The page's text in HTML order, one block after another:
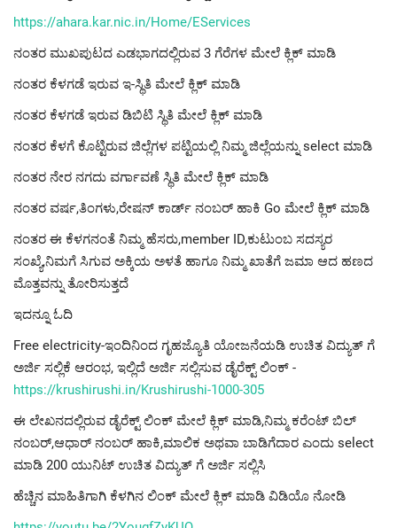
https://ahara.kar.nic.in/Home/EServices
ನಂತರ ಮುಖಪುಟದ ಎಡಭಾಗದಲ್ಲಿರುವ 3 ಗೆರೆಗಳ ಮೇಲೆ ಕ್ಲಿಕ್ ಮಾಡಿ
ನಂತರ ಕೆಳಗಡೆ ಇರುವ ಇ-ಸ್ಥಿತಿ ಮೇಲೆ ಕ್ಲಿಕ್ ಮಾಡಿ
ನಂತರ ಕೆಳಗಡೆ ಇರುವ ಡಿಬಿಟಿ ಸ್ಥಿತಿ ಮೇಲೆ ಕ್ಲಿಕ್ ಮಾಡಿ
ನಂತರ ಕೆಳಗೆ ಕೊಟ್ಟಿರುವ ಜಿಲ್ಲೆಗಳ ಪಟ್ಟಿಯಲ್ಲಿ ನಿಮ್ಮ ಜಿಲ್ಲೆಯನ್ನು select ಮಾಡಿ
ನಂತರ ನೇರ ನಗದು ವರ್ಗಾವಣೆ ಸ್ಥಿತಿ ಮೇಲೆ ಕ್ಲಿಕ್ ಮಾಡಿ
ನಂತರ ವರ್ಷ,ತಿಂಗಳು,ರೇಷನ್ ಕಾರ್ಡ್ ನಂಬರ್ ಹಾಕಿ Go ಮೇಲೆ ಕ್ಲಿಕ್ ಮಾಡಿ
ನಂತರ ಈ ಕೆಳಗನಂತೆ ನಿಮ್ಮ ಹೆಸರು,member ID,ಕುಟುಂಬ ಸದಸ್ಯರ
ಸಂಖ್ಯೆ,ನಿಮಗೆ ಸಿಗುವ ಅಕ್ಕಿಯ ಅಳತೆ ಹಾಗೂ ನಿಮ್ಮ ಖಾತೆಗೆ ಜಮಾ ಆದ ಹಣದ
ಮೊತ್ತವನ್ನು ತೋರಿಸುತ್ತದೆ
ಇದನ್ನೂ ಓದಿ
Free electricity-ಇಂದಿನಿಂದ ಗೃಹಜ್ಯೊತಿ ಯೋಜನೆಯಡಿ ಉಚಿತ ವಿದ್ಯುತ್ ಗೆ
ಅರ್ಜಿ ಸಲ್ಲಿಕೆ ಆರಂಭ, ಇಲ್ಲಿದೆ ಅರ್ಜಿ ಸಲ್ಲಿಸುವ ಡೈರೆಕ್ಟ್ ಲಿಂಕ್ -
https://krushirushi.in/Krushirushi-1000-305
ಈ ಲೇಖನದಲ್ಲಿರುವ ಡೈರೆಕ್ಟ್ ಲಿಂಕ್ ಮೇಲೆ ಕ್ಲಿಕ್ ಮಾಡಿ,ನಿಮ್ಮ ಕರೆಂಟ್ ಬಿಲ್
ನಂಬರ್,ಆಧಾರ್ ನಂಬರ್ ಹಾಕಿ,ಮಾಲಿಕ ಅಥವಾ ಬಾಡಿಗೆದಾರ ಎಂದು select
ಮಾಡಿ 200 ಯುನಿಟ್ ಉಚಿತ ವಿದ್ಯುತ್ ಗೆ ಅರ್ಜಿ ಸಲ್ಲಿಸಿ
ಹೆಚ್ಚಿನ ಮಾಹಿತಿಗಾಗಿ ಕೆಳಗಿನ ಲಿಂಕ್ ಮೇಲೆ ಕ್ಲಿಕ್ ಮಾಡಿ ವಿಡಿಯೊ ನೋಡಿ